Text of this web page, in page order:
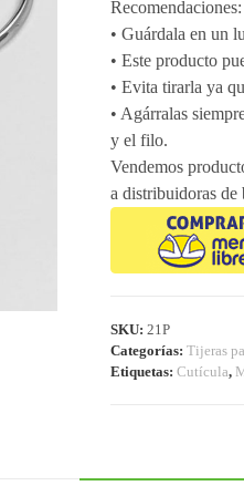
Recomendaciones:
• Guárdala en un
• Este producto
• Evita tirarla ya
• Agárralas
y el filo.
Vendemos
a distribuidoras de
SKU: 21P
Categorías: Tijeras
Etiquetas: Cutícula,